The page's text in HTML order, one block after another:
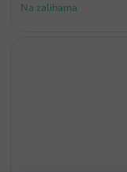
Na zalihama